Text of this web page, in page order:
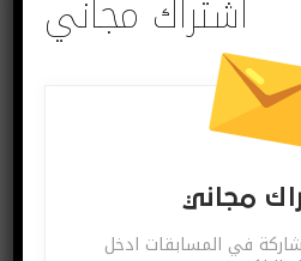
Followers
مجاني
في المسابقات ادخل